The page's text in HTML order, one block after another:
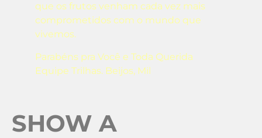
que os frutos venham cada vez mais
comprometidos com o mundo que
vivemos.
Parabéns pra Você e Toda Querida
Equipe Trilhas. Beijos, Mil
SHOW A